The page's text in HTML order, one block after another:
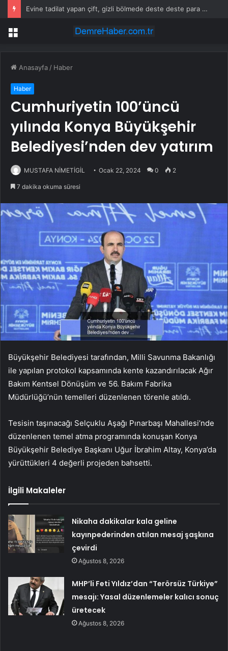
MHP’li Feti Yıldız’dan “Terörsüz Türkiye” mesajı: Yasal düzenlemeler kalıcı sonuç üretecek
Menü
Anasayfa / Haber
Haber
Cumhuriyetin 100’üncü
yılında Konya Büyükşehir
Belediyesi’nden dev yatırım
MUSTAFA NİMETİGİL Ocak 22, 2024 0 2
7 dakika okuma süresi
Büyükşehir Belediyesi tarafından, Milli Savunma Bakanlığı
ile yapılan protokol kapsamında kente kazandırılacak Ağır
Bakım Kentsel Dönüşüm ve 56. Bakım Fabrika
Müdürlüğü’nün temelleri düzenlenen törenle atıldı.
Tesisin taşınacağı Selçuklu Aşağı Pınarbaşı Mahallesi’nde
düzenlenen temel atma programında konuşan Konya
Büyükşehir Belediye Başkanı Uğur İbrahim Altay, Konya’da
yürüttükleri 4 değerli projeden bahsetti.
İlgili Makaleler
Nikaha dakikalar kala geline
kayınpederinden atılan mesaj şaşkına
çevirdi
Ağustos 8, 2026
MHP’li Feti Yıldız’dan “Terörsüz Türkiye”
mesajı: Yasal düzenlemeler kalıcı sonuç
üretecek
Ağustos 8, 2026